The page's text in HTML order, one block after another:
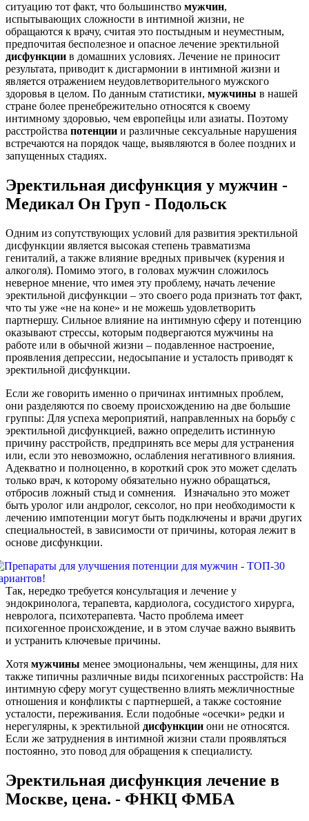
ситуацию тот факт, что большинство мужчин,
испытывающих сложности в интимной жизни, не
обращаются к врачу, считая это постыдным и неуместным,
предпочитая бесполезное и опасное лечение эректильной
дисфункции в домашних условиях. Лечение не приносит
результата, приводит к дисгармонии в интимной жизни и
является отражением неудовлетворительного мужского
здоровья в целом. По данным статистики, мужчины в нашей
стране более пренебрежительно относятся к своему
интимному здоровью, чем европейцы или азиаты. Поэтому
расстройства потенции и различные сексуальные нарушения
встречаются на порядок чаще, выявляются в более поздних и
запущенных стадиях.
Эректильная дисфункция у мужчин -
Медикал Он Груп - Подольск
Одним из сопутствующих условий для развития эректильной
дисфункции является высокая степень травматизма
гениталий, а также влияние вредных привычек (курения и
алкоголя). Помимо этого, в головах мужчин сложилось
неверное мнение, что имея эту проблему, начать лечение
эректильной дисфункции – это своего рода признать тот факт,
что ты уже «не на коне» и не можешь удовлетворить
партнершу. Сильное влияние на интимную сферу и потенцию
оказывают стрессы, которым подвергаются мужчины на
работе или в обычной жизни – подавленное настроение,
проявления депрессии, недосыпание и усталость приводят к
эректильной дисфункции.
Если же говорить именно о причинах интимных проблем,
они разделяются по своему происхождению на две большие
группы: Для успеха мероприятий, направленных на борьбу с
эректильной дисфункцией, важно определить истинную
причину расстройств, предпринять все меры для устранения
или, если это невозможно, ослабления негативного влияния.
Адекватно и полноценно, в короткий срок это может сделать
только врач, к которому обязательно нужно обращаться,
отбросив ложный стыд и сомнения. Изначально это может
быть уролог или андролог, сексолог, но при необходимости к
лечению импотенции могут быть подключены и врачи других
специальностей, в зависимости от причины, которая лежит в
основе дисфункции.
Так, нередко требуется консультация и лечение у
эндокринолога, терапевта, кардиолога, сосудистого хирурга,
невролога, психотерапевта. Часто проблема имеет
психогенное происхождение, и в этом случае важно выявить
и устранить ключевые причины.
Хотя мужчины менее эмоциональны, чем женщины, для них
также типичны различные виды психогенных расстройств: На
интимную сферу могут существенно влиять межличностные
отношения и конфликты с партнершей, а также состояние
усталости, переживания. Если подобные «осечки» редки и
нерегулярны, к эректильной дисфункции они не относятся.
Если же затруднения в интимной жизни стали проявляться
постоянно, это повод для обращения к специалисту.
Эректильная дисфункция лечение в
Москве, цена. - ФНКЦ ФМБА